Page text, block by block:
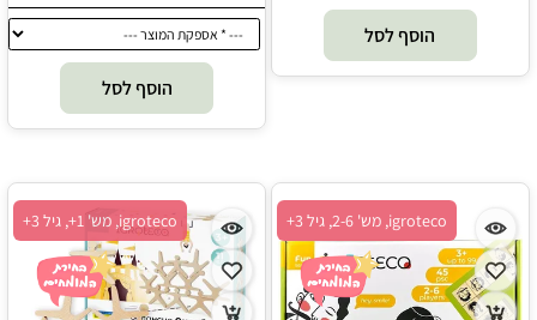
הוסף לסל
הוסף לסל
igroteco, מש' 2-6, גיל 3+ igroteco, מש' 1+, גיל 3+